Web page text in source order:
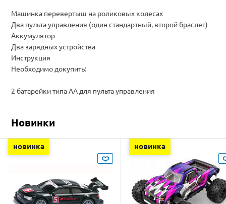
Машинка перевертыш на роликовых колесах
Два пульта управления (один стандартный, второй браслет)
Аккумулятор
Два зарядных устройства
Инструкция
Необходимо докупить:
2 батарейки типа АА для пульта управления
Новинки
новинка новинка